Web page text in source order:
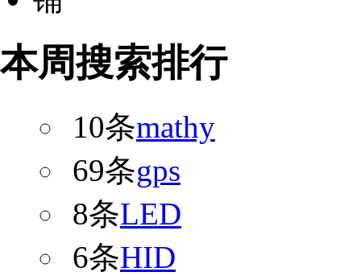
本周搜索排行
10条mathy
69条gps
8条LED
6条HID